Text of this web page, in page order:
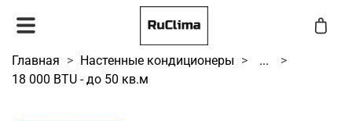
Главная Настенные кондиционеры
...
18 000 BTU - до 50 кв.м